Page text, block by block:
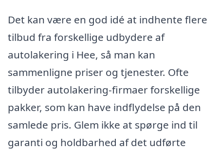
Det kan være en god idé at indhente flere
tilbud fra forskellige udbydere af
autolakering i Hee, så man kan
sammenligne priser og tjenester. Ofte
tilbyder autolakering-firmaer forskellige
pakker, som kan have indflydelse på den
samlede pris. Glem ikke at spørge ind til
garanti og holdbarhed af det udførte